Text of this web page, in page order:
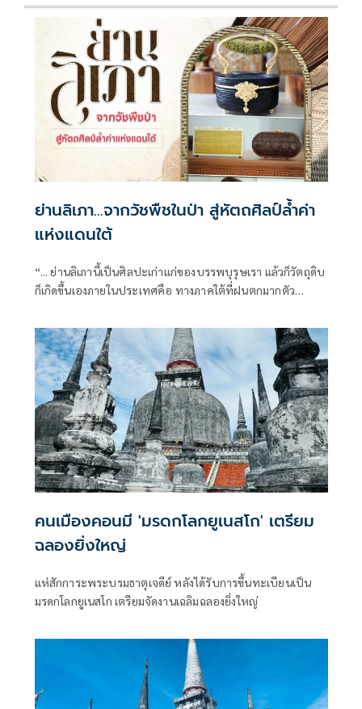
ย่านลิเภา…จากวัชพืชในป่า สู่หัตถศิลป์ล้ำค่า
แห่งแดนใต้
“... ย่านลิเภานี้เป็นศิลปะเก่าแก่ของบรรพบุรุษเรา แล้วก็วัตถุดิบ
ก็เกิดขึ้นเองภายในประเทศคือ ทางภาคใต้ที่ฝนตกมากตัว
คนเมืองคอนมี 'มรดกโลกยูเนสโก' เตรียม
ฉลองยิ่งใหญ่
แห่สักการะพระบรมธาตุเจดีย์ หลังได้รับการขึ้นทะเบียนเป็น
มรดกโลกยูเนสโก เตรียมจัดงานเฉลิมฉลองยิ่งใหญ่